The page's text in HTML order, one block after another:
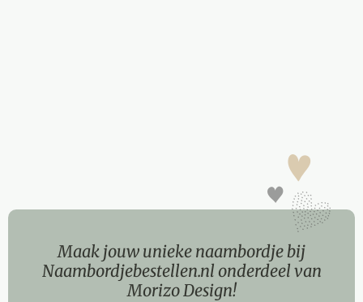
Maak jouw unieke naambordje bij
Naambordjebestellen.nl onderdeel van
Morizo Design!